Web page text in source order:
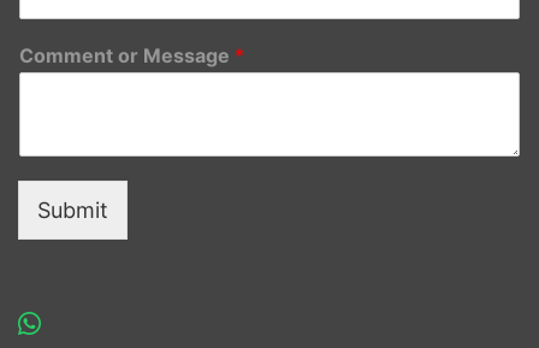
Comment or Message *
Submit